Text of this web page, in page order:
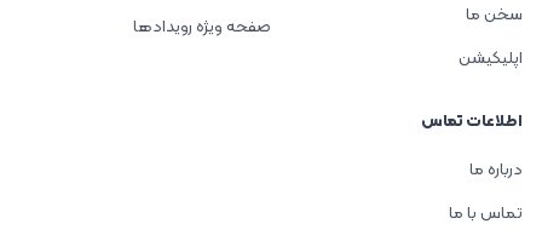
سخن ما
اپلیکیشن
صفحه ویژه رویدادها
اطلاعات تماس
درباره ما
تماس با ما